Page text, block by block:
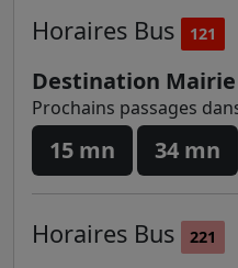
Horaires Bus 121
Destination
Prochains passages
15 mn 34 mn
Horaires Bus 221